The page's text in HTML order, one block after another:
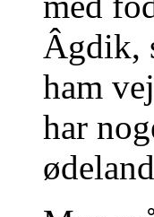
Âgdik,
ham
har